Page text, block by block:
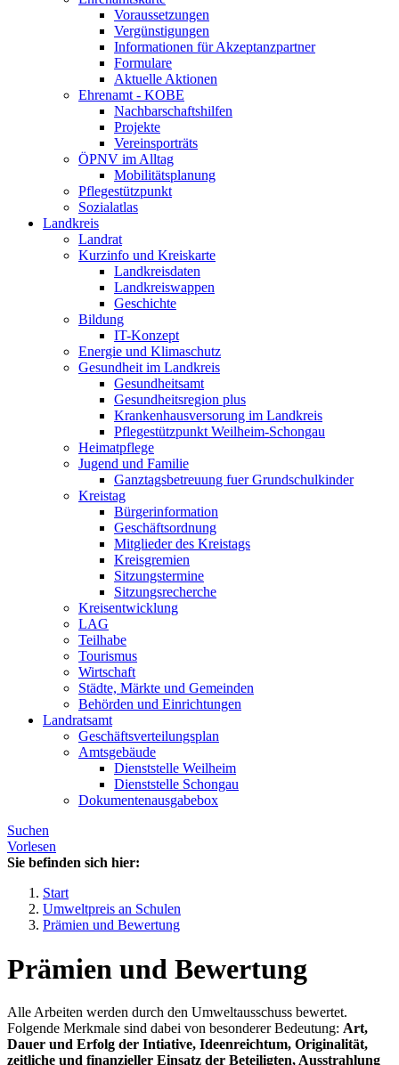
Voraussetzungen
Vergünstigungen
Informationen für Akzeptanzpartner
Formulare
Aktuelle Aktionen
Ehrenamt - KOBE
Nachbarschaftshilfen
Projekte
Vereinsporträts
ÖPNV im Alltag
Mobilitätsplanung
Pflegestützpunkt
Sozialatlas
Landkreis
Landrat
Kurzinfo und Kreiskarte
Landkreisdaten
Landkreiswappen
Geschichte
Bildung
IT-Konzept
Energie und Klimaschutz
Gesundheit im Landkreis
Gesundheitsamt
Gesundheitsregion plus
Krankenhausversorung im Landkreis
Pflegestützpunkt Weilheim-Schongau
Heimatpflege
Jugend und Familie
Ganztagsbetreuung fuer Grundschulkinder
Kreistag
Bürgerinformation
Geschäftsordnung
Mitglieder des Kreistags
Kreisgremien
Sitzungstermine
Sitzungsrecherche
Kreisentwicklung
LAG
Teilhabe
Tourismus
Wirtschaft
Städte, Märkte und Gemeinden
Behörden und Einrichtungen
Landratsamt
Geschäftsverteilungsplan
Amtsgebäude
Dienststelle Weilheim
Dienststelle Schongau
Dokumentenausgabebox
Suchen
Vorlesen
Sie befinden sich hier:
Start
Umweltpreis an Schulen
Prämien und Bewertung
Prämien und Bewertung
Alle Arbeiten werden durch den Umweltausschuss bewertet.
Folgende Merkmale sind dabei von besonderer Bedeutung: Art,
Dauer und Erfolg der Intiative, Ideenreichtum, Originalität,
zeitliche und finanzieller Einsatz der Beteiligten, Ausstrahlung